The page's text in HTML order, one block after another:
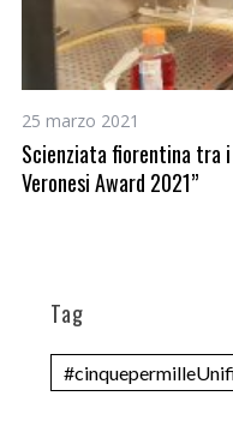
25 marzo 2021
Scienziata fiorentina tra
Veronesi Award 2021”
Tag